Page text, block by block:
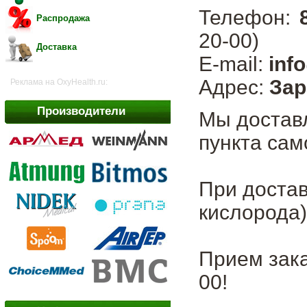
Распродажа
Доставка
Реклама на OxyHealth.ru:
Производители
Телефон:
20-00)
E-mail:
Адрес:
Мы
пункта
При
Прием
00!